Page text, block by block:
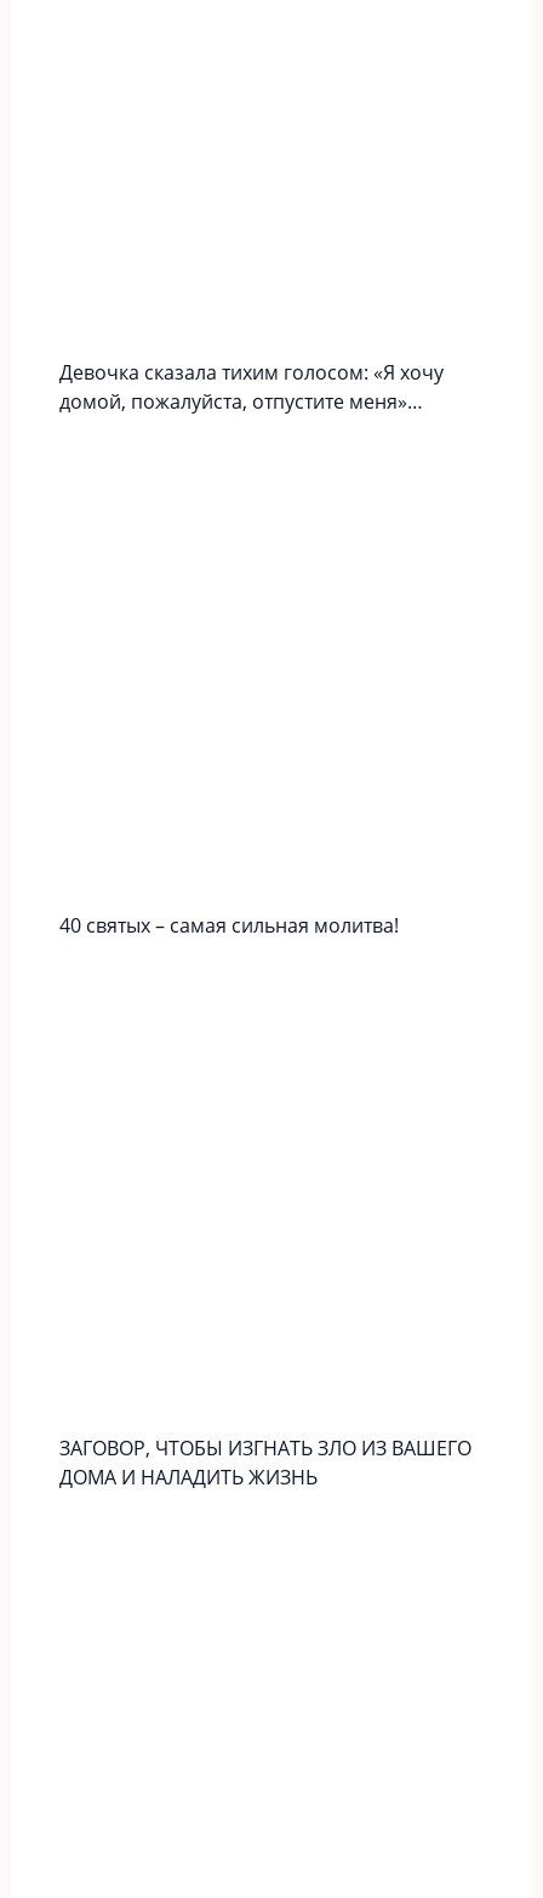
Девочка сказала тихим голосом: «Я хочу
домой, пожалуйста, отпустите меня»…
40 святых – самая сильная молитва!
ЗАГОВОР, ЧТОБЫ ИЗГНАТЬ ЗЛО ИЗ ВАШЕГО
ДОМА И НАЛАДИТЬ ЖИЗНЬ